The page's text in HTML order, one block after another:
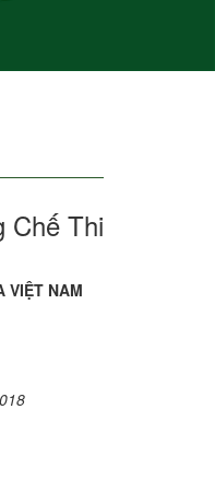
Chế Thi
VIỆT NAM